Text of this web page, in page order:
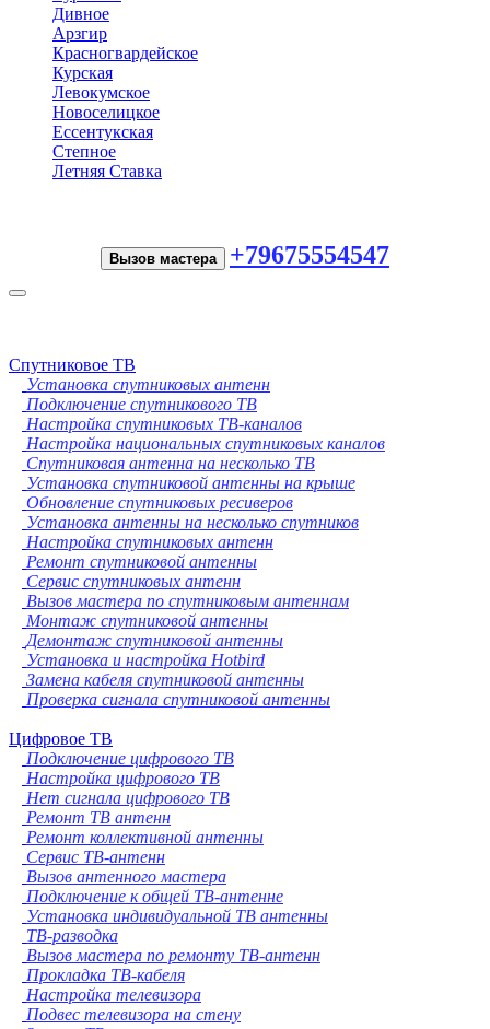
Дивное
Арзгир
Красногвардейское
Курская
Левокумское
Новоселицкое
Ессентукская
Степное
Летняя Ставка
Вызов мастера +79675554547
Toggle
Спутниковое ТВ
Установка спутниковых антенн
Подключение спутникового ТВ
Настройка спутниковых ТВ-каналов
Настройка национальных спутниковых каналов
Спутниковая антенна на несколько ТВ
Установка спутниковой антенны на крыше
Обновление спутниковых ресиверов
Установка антенны на несколько спутников
Настройка спутниковых антенн
Ремонт спутниковой антенны
Сервис спутниковых антенн
Вызов мастера по спутниковым антеннам
Монтаж спутниковой антенны
Демонтаж спутниковой антенны
Установка и настройка Hotbird
Замена кабеля спутниковой антенны
Проверка сигнала спутниковой антенны
Цифровое ТВ
Подключение цифрового ТВ
Настройка цифрового ТВ
Нет сигнала цифрового ТВ
Ремонт ТВ антенн
Ремонт коллективной антенны
Сервис ТВ-антенн
Вызов антенного мастера
Подключение к общей ТВ-антенне
Установка индивидуальной ТВ антенны
ТВ-разводка
Вызов мастера по ремонту ТВ-антенн
Прокладка ТВ-кабеля
Настройка телевизора
Подвес телевизора на стену